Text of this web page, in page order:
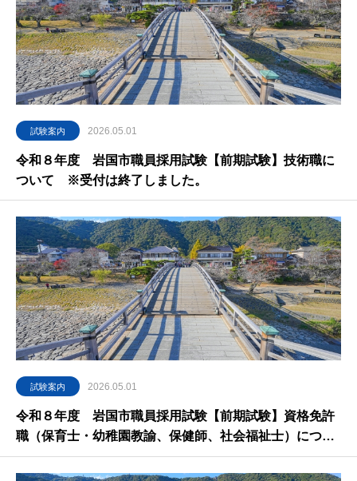
試験案内 2026.05.01
令和８年度 岩国市職員採用試験【前期試験】技術職に
ついて ※受付は終了しました。
試験案内 2026.05.01
令和８年度 岩国市職員採用試験【前期試験】資格免許
職（保育士・幼稚園教諭、保健師、社会福祉士）につい
て ※受付は終了しました。